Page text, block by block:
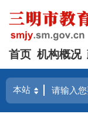
首页 机构概况